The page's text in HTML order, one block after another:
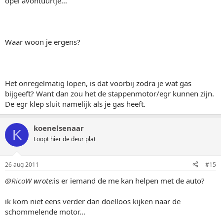
Waar woon je ergens?
Het onregelmatig lopen, is dat voorbij zodra je wat gas
bijgeeft? Want dan zou het de stappenmotor/egr kunnen zijn.
De egr klep sluit namelijk als je gas heeft.
K koenelsenaar
Loopt hier de deur plat
26 aug 2011 #15
@RicoWwrote:is er iemand de me kan helpen met de auto?
ik kom niet eens verder dan doelloos kijken naar de
schommelende motor...